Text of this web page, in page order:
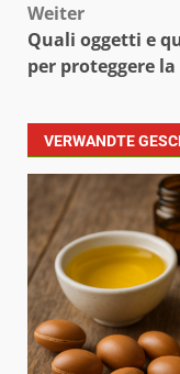
Weiter
Quali oggetti e
per proteggere
VERWANDTE